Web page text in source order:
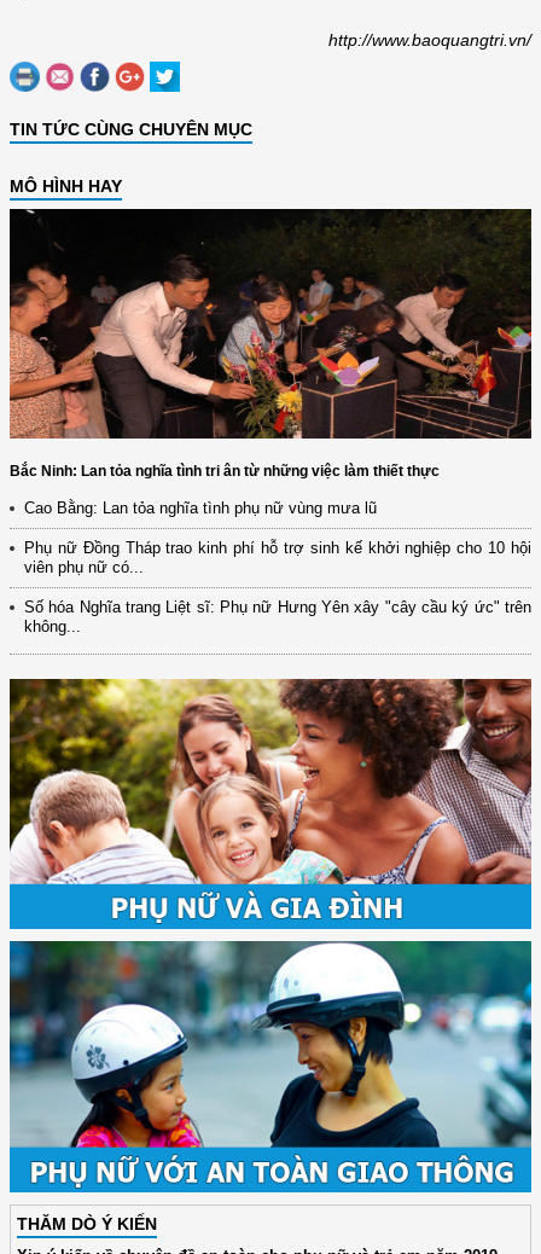
http://www.baoquangtri.vn/
TIN TỨC CÙNG CHUYÊN MỤC
MÔ HÌNH HAY
Bắc Ninh: Lan tỏa nghĩa tình tri ân từ những việc làm thiết thực
Cao Bằng: Lan tỏa nghĩa tình phụ nữ vùng mưa lũ
Phụ nữ Đồng Tháp trao kinh phí hỗ trợ sinh kế khởi nghiệp cho 10 hội
viên phụ nữ có...
Số hóa Nghĩa trang Liệt sĩ: Phụ nữ Hưng Yên xây "cây cầu ký ức" trên
không...
THĂM DÒ Ý KIẾN